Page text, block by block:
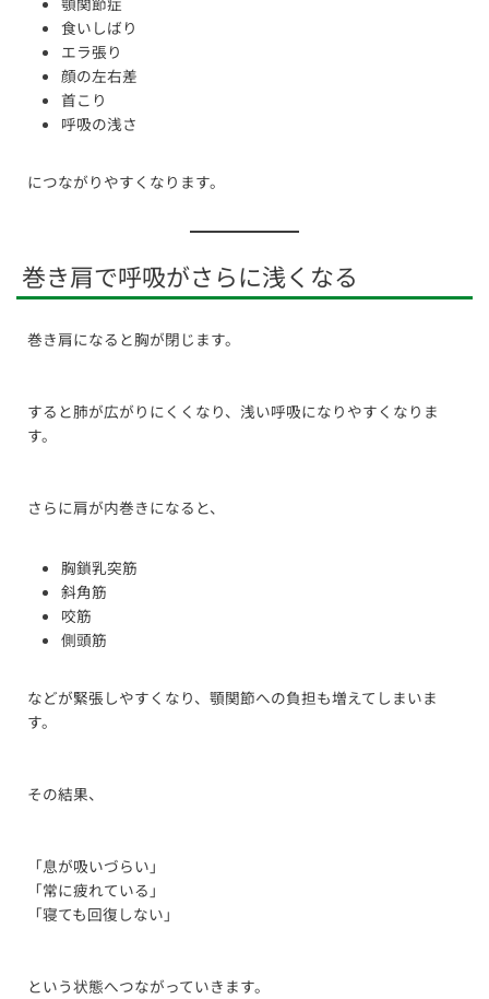
食いしばり
エラ張り
顔の左右差
首こり
呼吸の浅さ
につながりやすくなります。
巻き肩で呼吸がさらに浅くなる
巻き肩になると胸が閉じます。
すると肺が広がりにくくなり、浅い呼吸になりやすくなりま
す。
さらに肩が内巻きになると、
胸鎖乳突筋
斜角筋
咬筋
側頭筋
などが緊張しやすくなり、顎関節への負担も増えてしまいま
す。
その結果、
「息が吸いづらい」
「常に疲れている」
「寝ても回復しない」
という状態へつながっていきます。